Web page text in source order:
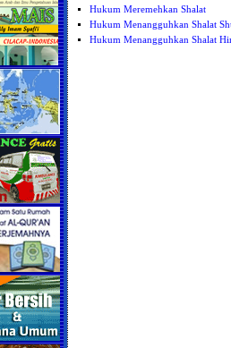
Hukum Meremehkan Shalat
Hukum Menangguhkan Shalat
Hukum Menangguhkan Shalat